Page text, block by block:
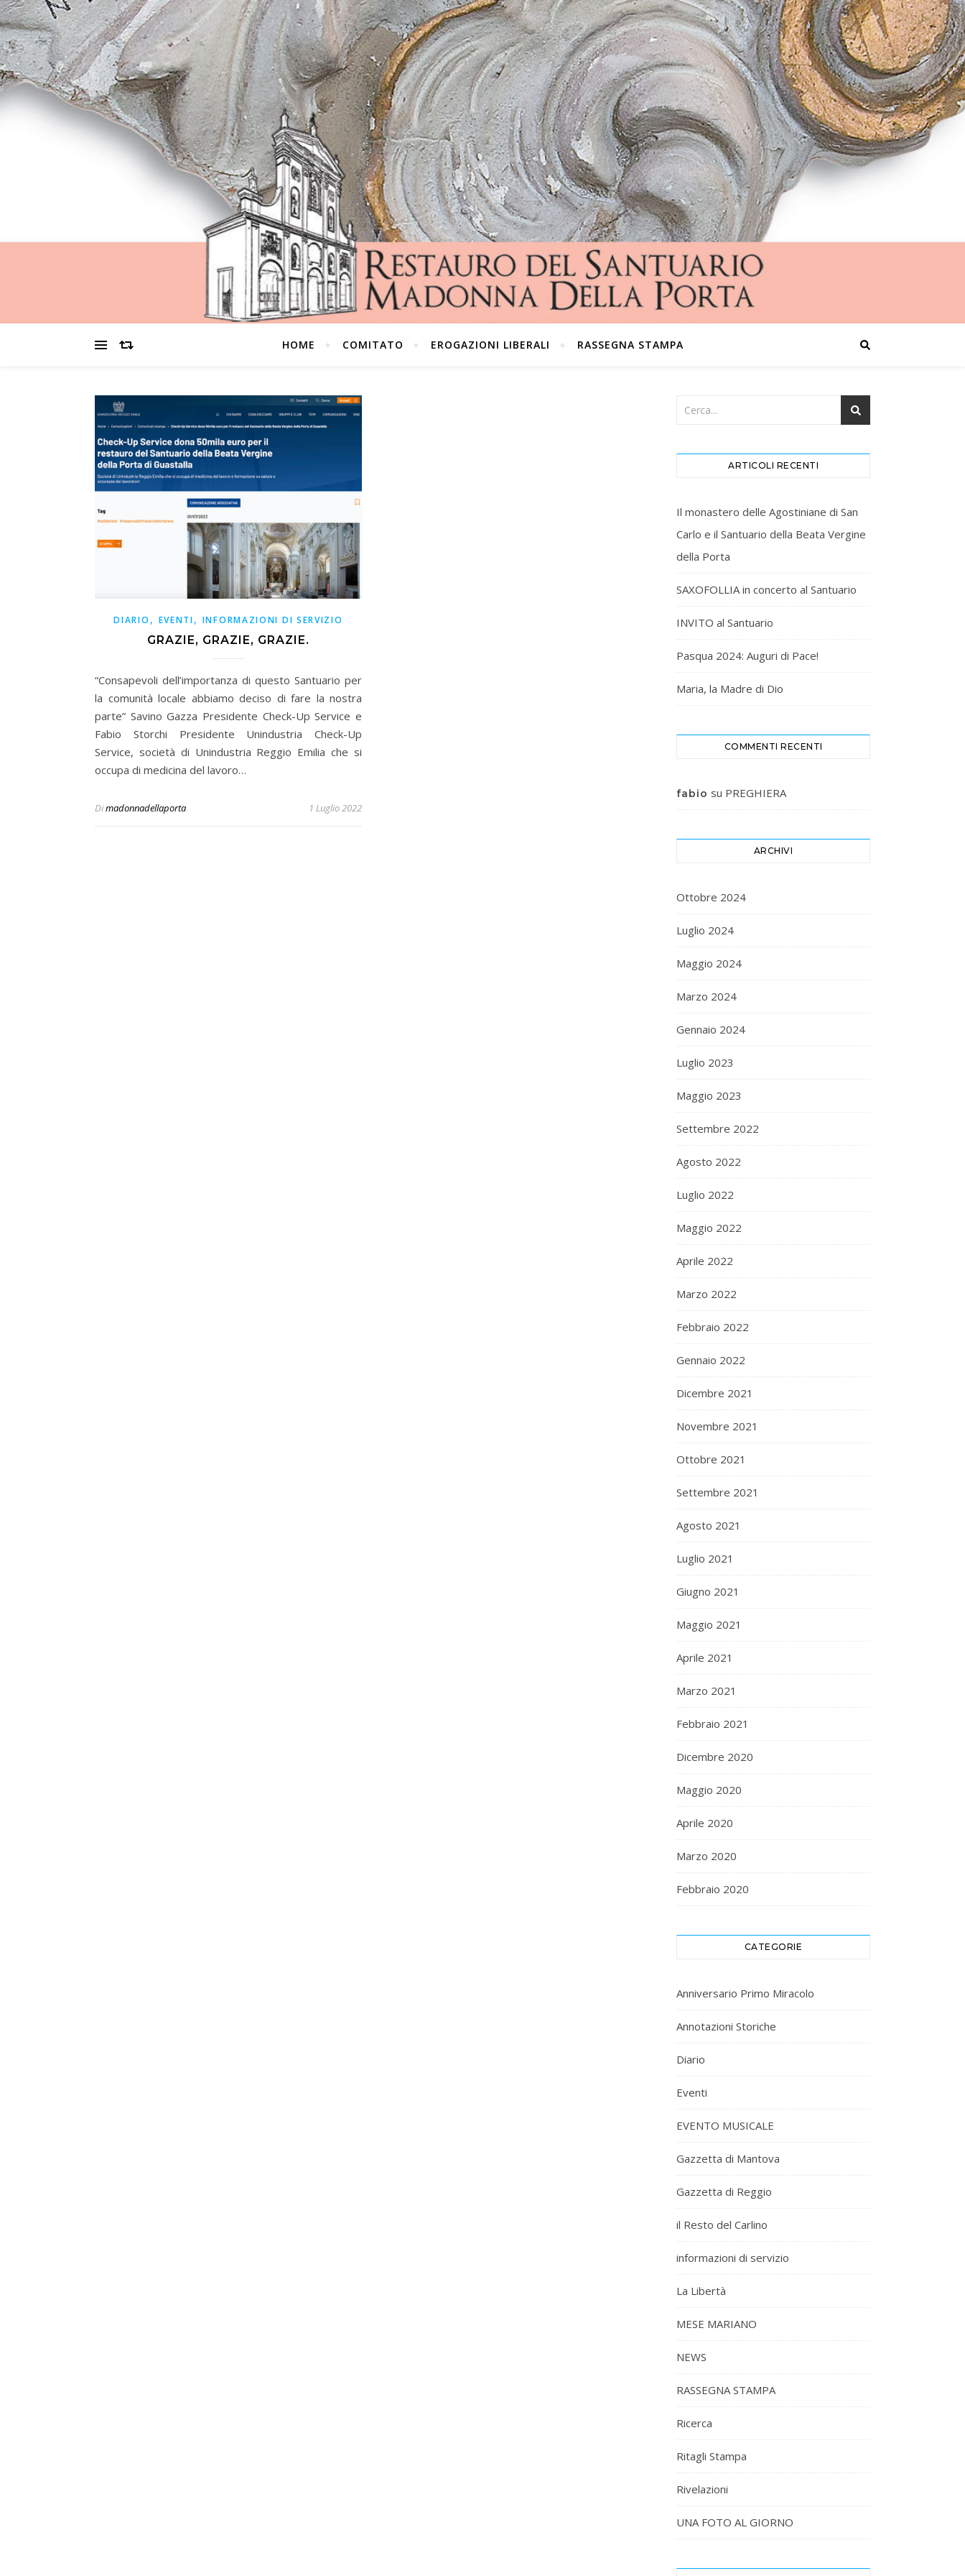
HOME COMITATO EROGAZIONI LIBERALI RASSEGNA STAMPA
DIARIO , EVENTI, INFORMAZIONI DI SERVIZIO
GRAZIE, GRAZIE, GRAZIE.
“Consapevoli dell’importanza di questo Santuario per
la comunità locale abbiamo deciso di fare la nostra
parte” Savino Gazza Presidente Check-Up Service e
Fabio Storchi Presidente Unindustria Check-Up
Service, società di Unindustria Reggio Emilia che si
occupa di medicina del lavoro…
Dimadonnadellaporta 1 Luglio 2022
ARTICOLI RECENTI
Il monastero delle Agostiniane di San
Carlo e il Santuario della Beata Vergine
della Porta
SAXOFOLLIA in concerto al Santuario
INVITO al Santuario
Pasqua 2024: Auguri di Pace!
Maria, la Madre di Dio
COMMENTI RECENTI
fabio su PREGHIERA
ARCHIVI
Ottobre 2024
Luglio 2024
Maggio 2024
Marzo 2024
Gennaio 2024
Luglio 2023
Maggio 2023
Settembre 2022
Agosto 2022
Luglio 2022
Maggio 2022
Aprile 2022
Marzo 2022
Febbraio 2022
Gennaio 2022
Dicembre 2021
Novembre 2021
Ottobre 2021
Settembre 2021
Agosto 2021
Luglio 2021
Giugno 2021
Maggio 2021
Aprile 2021
Marzo 2021
Febbraio 2021
Dicembre 2020
Maggio 2020
Aprile 2020
Marzo 2020
Febbraio 2020
CATEGORIE
Anniversario Primo Miracolo
Annotazioni Storiche
Diario
Eventi
EVENTO MUSICALE
Gazzetta di Mantova
Gazzetta di Reggio
il Resto del Carlino
informazioni di servizio
La Libertà
MESE MARIANO
NEWS
RASSEGNA STAMPA
Ricerca
Ritagli Stampa
Rivelazioni
UNA FOTO AL GIORNO